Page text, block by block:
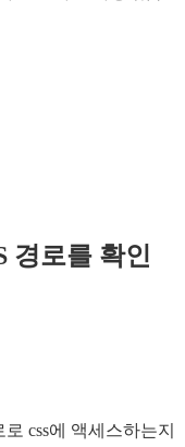
경로를 확인
css에 액세스하는지